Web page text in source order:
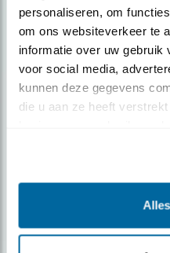
personaliseren, om
om ons websiteverkeer te
informatie over uw gebruik
voor social media,
kunnen deze gegevens
die u aan ze heeft
Op de hoogte
Meld je aan en ontvang
over vogels en activiteiten
AANMELDEN